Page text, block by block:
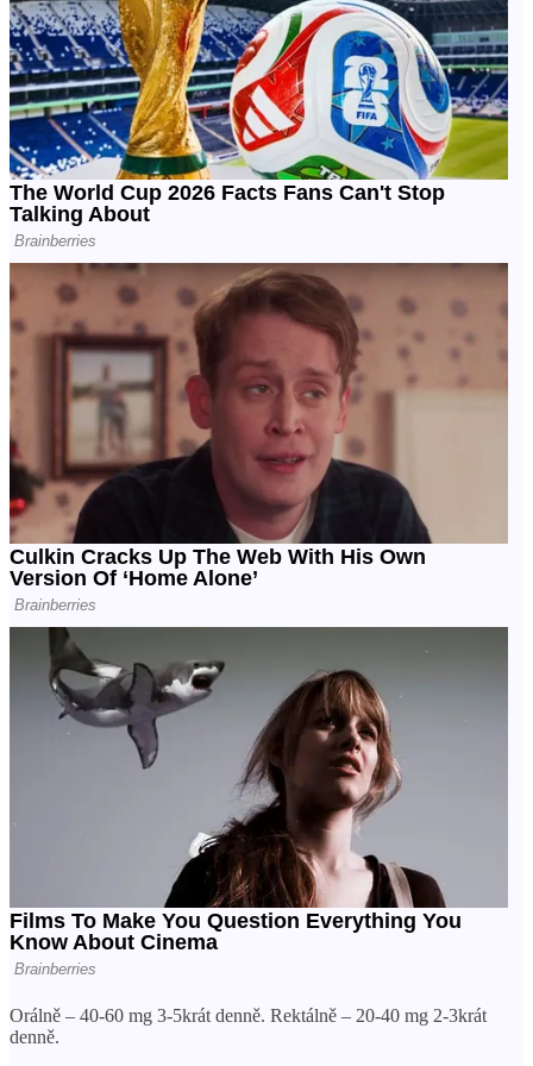
Orálně – 40-60 mg 3-5krát denně. Rektálně – 20-40 mg 2-3krát
denně.